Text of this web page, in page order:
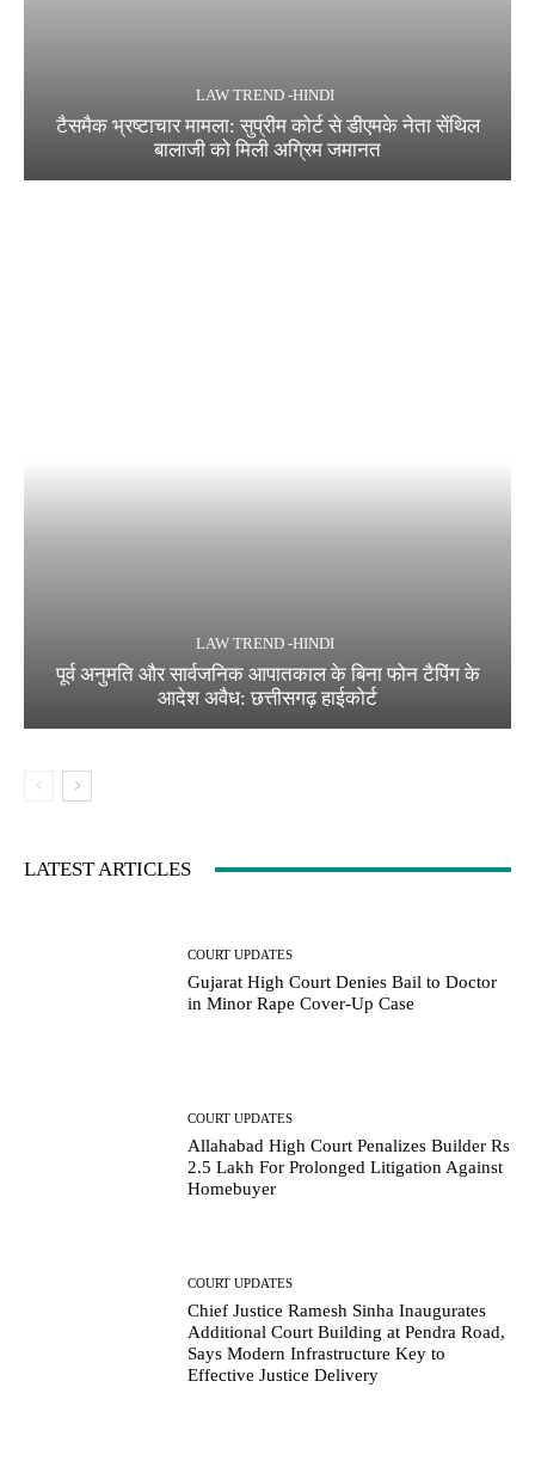
LAW TREND -HINDI
टैसमैक भ्रष्टाचार मामला: सुप्रीम कोर्ट से डीएमके नेता सेंथिल
बालाजी को मिली अग्रिम जमानत
LAW TREND -HINDI
पूर्व अनुमति और सार्वजनिक आपातकाल के बिना फोन टैपिंग के
आदेश अवैध: छत्तीसगढ़ हाईकोर्ट
LATEST ARTICLES
COURT UPDATES
Gujarat High Court Denies Bail to Doctor
in Minor Rape Cover-Up Case
COURT UPDATES
Allahabad High Court Penalizes Builder Rs
2.5 Lakh For Prolonged Litigation Against
Homebuyer
COURT UPDATES
Chief Justice Ramesh Sinha Inaugurates
Additional Court Building at Pendra Road,
Says Modern Infrastructure Key to
Effective Justice Delivery